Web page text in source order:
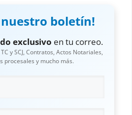
nuestro boletín!
exclusivo en tu correo.
y SCJ, Contratos, Actos Notariales,
procesales y mucho más.